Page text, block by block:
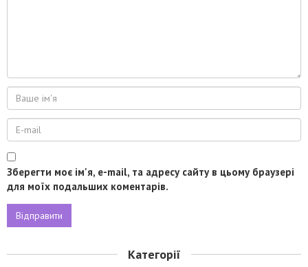
Зберегти моє ім'я, e-mail, та адресу сайту в цьому браузері
для моїх подальших коментарів.
Категорії